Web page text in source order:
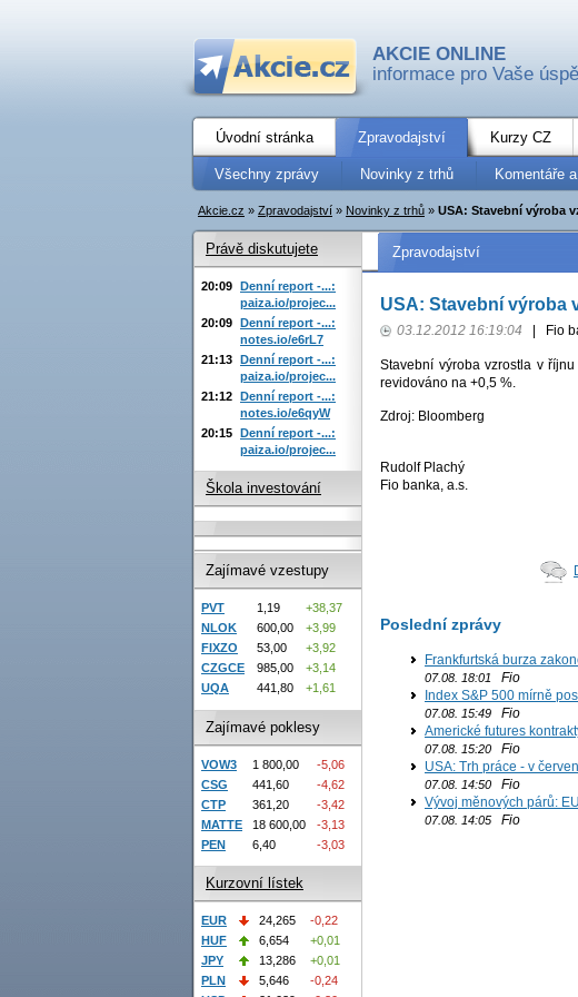
AKCIE ONLINE
informace pro Vaše
Úvodní stránka Zpravodajství Kurzy CZ
Všechny zprávy Novinky z trhů Komentáře
Akcie.cz » Zpravodajství » Novinky z trhů » USA: Stavební výroba
Zpravodajství
USA: Stavební výroba
03.12.2012 16:19:04 Fio
Stavební výroba vzrostla v
revidováno na +0,5 %.
Zdroj: Bloomberg
Rudolf Plachý
Fio banka, a.s.
Poslední zprávy
Frankfurtská burza
07.08. 18:01
Fio
Index S&P 500 mírně
07.08. 15:49 Fio
Americké futures
07.08. 15:20 Fio
USA: Trh práce - v
07.08. 14:50 Fio
Vývoj měnových párů:
07.08. 14:05 Fio
Právě diskutujete
20:09 Denní report -...:
paiza.io/projec...
20:09 Denní report -...:
notes.io/e6rL7
21:13 Denní report -...:
paiza.io/projec...
21:12 Denní report -...:
notes.io/e6qyW
20:15 Denní report -...:
paiza.io/projec...
Škola investování
Zajímavé vzestupy
PVT 1,19
+38,37
NLOK
600,00
+3,99
FIXZO
53,00
+3,92
CZGCE
985,00
+3,14
UQA
441,80 +1,61
Zajímavé poklesy
VOW3 1 800,00
-5,06
CSG
441,60
-4,62
CTP
361,20
-3,42
MATTE
18 600,00
-3,13
PEN
6,40 -3,03
Kurzovní lístek
EUR 24,265
-0,22
HUF
6,654
+0,01
JPY
13,286
+0,01
PLN
5,646
-0,24